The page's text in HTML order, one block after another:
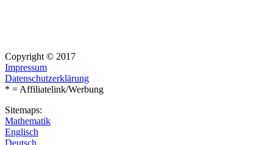
Copyright © 2017
Impressum
Datenschutzerklärung
* = Affiliatelink/Werbung
Sitemaps:
Mathematik
Englisch